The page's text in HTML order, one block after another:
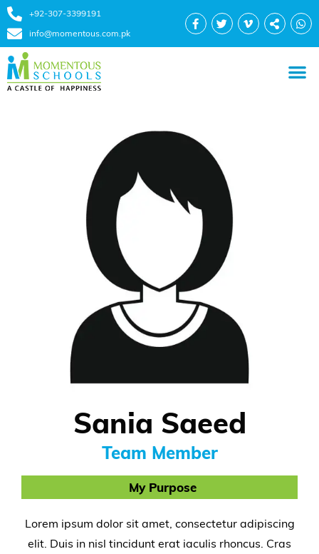
+92-307-3399191
info@momentous.com.pk
Sania Saeed
Team Member
My Purpose
Lorem ipsum dolor sit amet, consectetur adipiscing
elit. Duis in nisl tincidunt erat iaculis rhoncus. Cras